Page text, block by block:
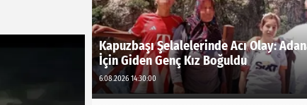
Kapuzbaşı Şelalelerinde Acı Olay:
İçin Giden Genç Kız Boğuldu
6.08.2026 14:30:00